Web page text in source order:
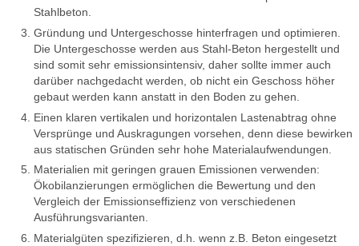
Stahlbeton.
Gründung und Untergeschosse hinterfragen und optimieren.
Die Untergeschosse werden aus Stahl-Beton hergestellt und
sind somit sehr emissionsintensiv, daher sollte immer auch
darüber nachgedacht werden, ob nicht ein Geschoss höher
gebaut werden kann anstatt in den Boden zu gehen.
Einen klaren vertikalen und horizontalen Lastenabtrag ohne
Versprünge und Auskragungen vorsehen, denn diese bewirken
aus statischen Gründen sehr hohe Materialaufwendungen.
Materialien mit geringen grauen Emissionen verwenden:
Ökobilanzierungen ermöglichen die Bewertung und den
Vergleich der Emissionseffizienz von verschiedenen
Ausführungsvarianten.
Materialgüten spezifizieren, d.h. wenn z.B. Beton eingesetzt